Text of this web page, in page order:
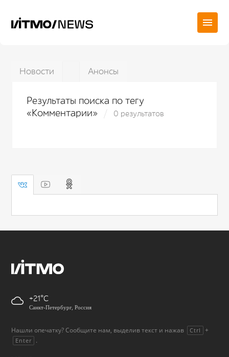
Новости Анонсы
Результаты поиска по тегу
«Комментарии»
0 результатов
+21
Санкт-Петербург, Россия
Нашли опечатку? Сообщите нам, выделив текст и нажав Ctrl +
Enter .